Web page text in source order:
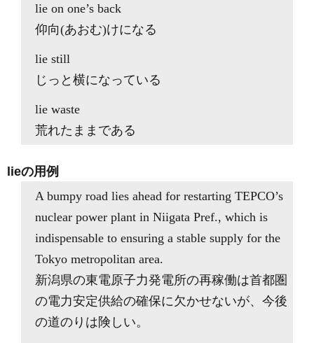
lie on one’s back
仰向(あおむ)けになる
lie still
じっと横になっている
lie waste
荒れたままである
lieの用例
A bumpy road lies ahead for restarting TEPCO’s
nuclear power plant in Niigata Pref., which is
indispensable to ensuring a stable supply for the
Tokyo metropolitan area.
新潟県の東電原子力発電所の再稼働は首都圏
の電力安定供給の確保に欠かせないが、今後
の道のりは険しい。